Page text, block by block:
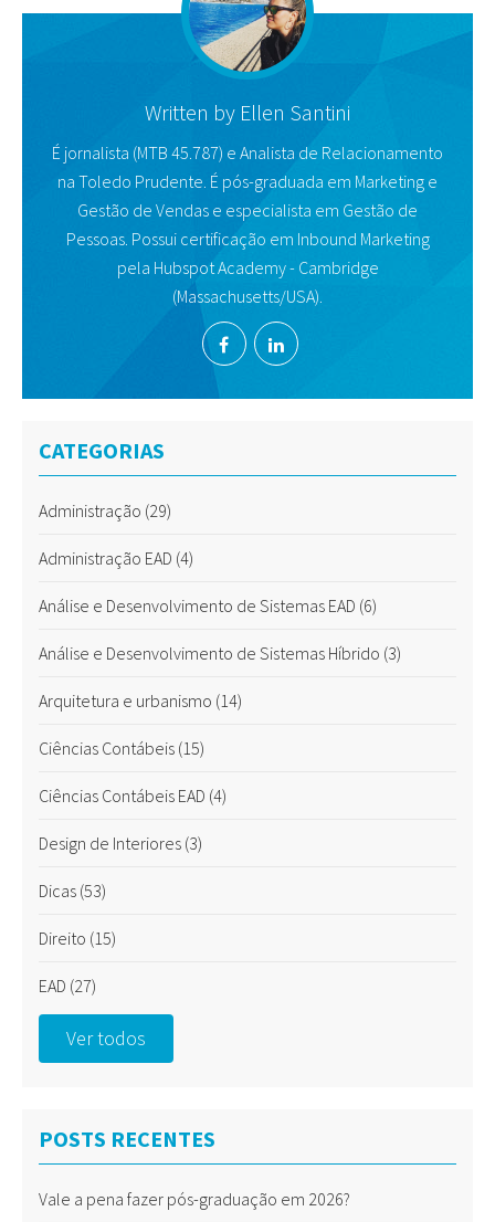
Written by Ellen Santini
É jornalista (MTB 45.787) e Analista de Relacionamento
na Toledo Prudente. É pós-graduada em Marketing e
Gestão de Vendas e especialista em Gestão de
Pessoas. Possui certificação em Inbound Marketing
pela Hubspot Academy - Cambridge
(Massachusetts/USA).
CATEGORIAS
Administração (29)
Administração EAD (4)
Análise e Desenvolvimento de Sistemas EAD (6)
Análise e Desenvolvimento de Sistemas Híbrido (3)
Arquitetura e urbanismo (14)
Ciências Contábeis (15)
Ciências Contábeis EAD (4)
Design de Interiores (3)
Dicas (53)
Direito (15)
EAD (27)
Ver todos
POSTS RECENTES
Vale a pena fazer pós-graduação em 2026?